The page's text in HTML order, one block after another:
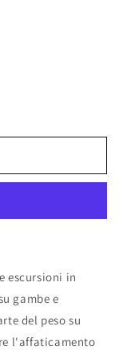
escursioni in
gambe e
del peso su
l'affaticamento